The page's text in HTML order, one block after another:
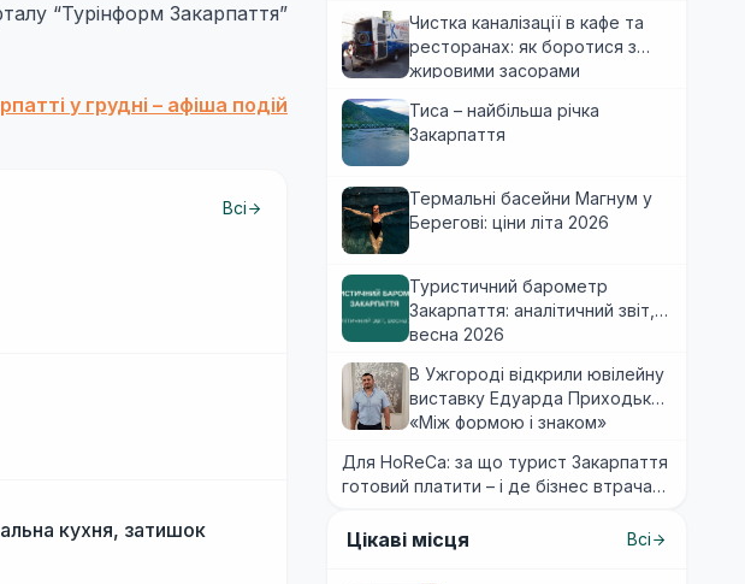
“Турінформ Закарпаття”
у грудні – афіша подій
Всі
кухня, затишок
Чистка каналізації в кафе та
ресторанах: як боротися з
жировими засорами
Тиса – найбільша річка
Закарпаття
Термальні басейни Магнум у
Берегові: ціни літа 2026
Туристичний барометр
Закарпаття: аналітичний звіт,
весна 2026
В Ужгороді відкрили ювілейну
виставку Едуарда Приходька
«Між формою і знаком»
Для HoReCa: за що турист Закарпаття
готовий платити – і де бізнес втрачає
Цікаві місця Всі